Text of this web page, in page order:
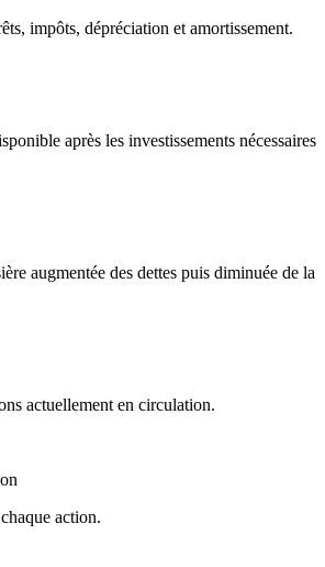
impôts, dépréciation et amortissement.
après les investissements nécessaires
augmentée des dettes puis diminuée de la
actuellement en circulation.
action.